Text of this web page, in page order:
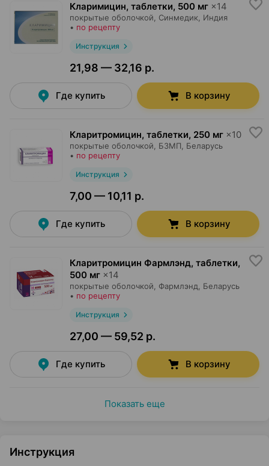
Кларимицин, таблетки, 500 мг ×14
покрытые оболочкой, Синмедик , Индия
• по рецепту
Инструкция
21,98 — 32,16 р.
Где купить В корзину
Кларитромицин, таблетки, 250 мг ×10
покрытые оболочкой, БЗМП , Беларусь
• по рецепту
Инструкция
7,00 — 10,11 р.
Где купить В корзину
Кларитромицин Фармлэнд, таблетки,
500 мг ×14
покрытые оболочкой, Фармлэнд , Беларусь
• по рецепту
Инструкция
27,00 — 59,52 р.
Где купить В корзину
Показать еще
Инструкция